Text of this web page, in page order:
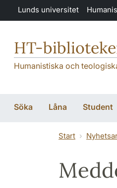
Hoppa till huvudinnehåll
Lunds universitet
HT-
Humanistiska och
Söka Låna Student
Start